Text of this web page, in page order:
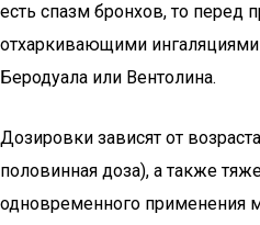
есть спазм бронхов, то перед
отхаркивающими
Беродуала или Вентолина.
Дозировки зависят от
половинная доза), а также
одновременного применения